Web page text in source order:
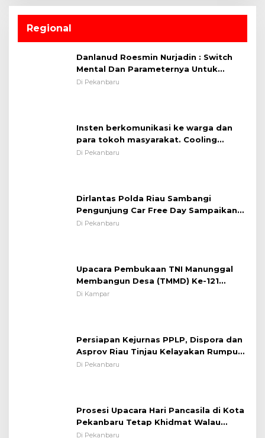
Regional
Danlanud Roesmin Nurjadin : Switch
Mental Dan Parameternya Untuk
Melaksanakan ✈
Di Pekanbaru
para tokoh masyarakat. Cooling
System OMP LK ²024 Polsek Rumbai,
Kapolsek Iptu SAID ; Tekankan
Di Pekanbaru
Pengunjung Car Free Day Sampaikan
Pesan Edukasi Kamtibmas &
Kamseltibcarlantas
Di Pekanbaru
Membangun Desa (TMMD) Ke-121
Kodim 0313/KPR Tahun 2024) ?
Di Kampar
Asprov Riau Tinjau Kelayakan Rumput
Lapangan Sepakbola
Di Pekanbaru
Pekanbaru Tetap Khidmat Walau
Dalam Ruangan
Di Pekanbaru